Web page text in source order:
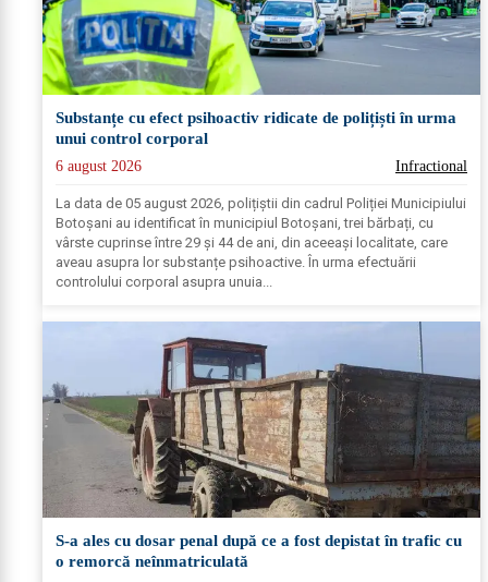
Substanțe cu efect psihoactiv ridicate de polițiști în urma
unui control corporal
6 august 2026 Infractional
La data de 05 august 2026, polițiștii din cadrul Poliției Municipiului
Botoșani au identificat în municipiul Botoșani, trei bărbați, cu
vârste cuprinse între 29 și 44 de ani, din aceeași localitate, care
aveau asupra lor substanțe psihoactive. În urma efectuării
controlului corporal asupra unuia...
S-a ales cu dosar penal după ce a fost depistat în trafic cu
o remorcă neînmatriculată